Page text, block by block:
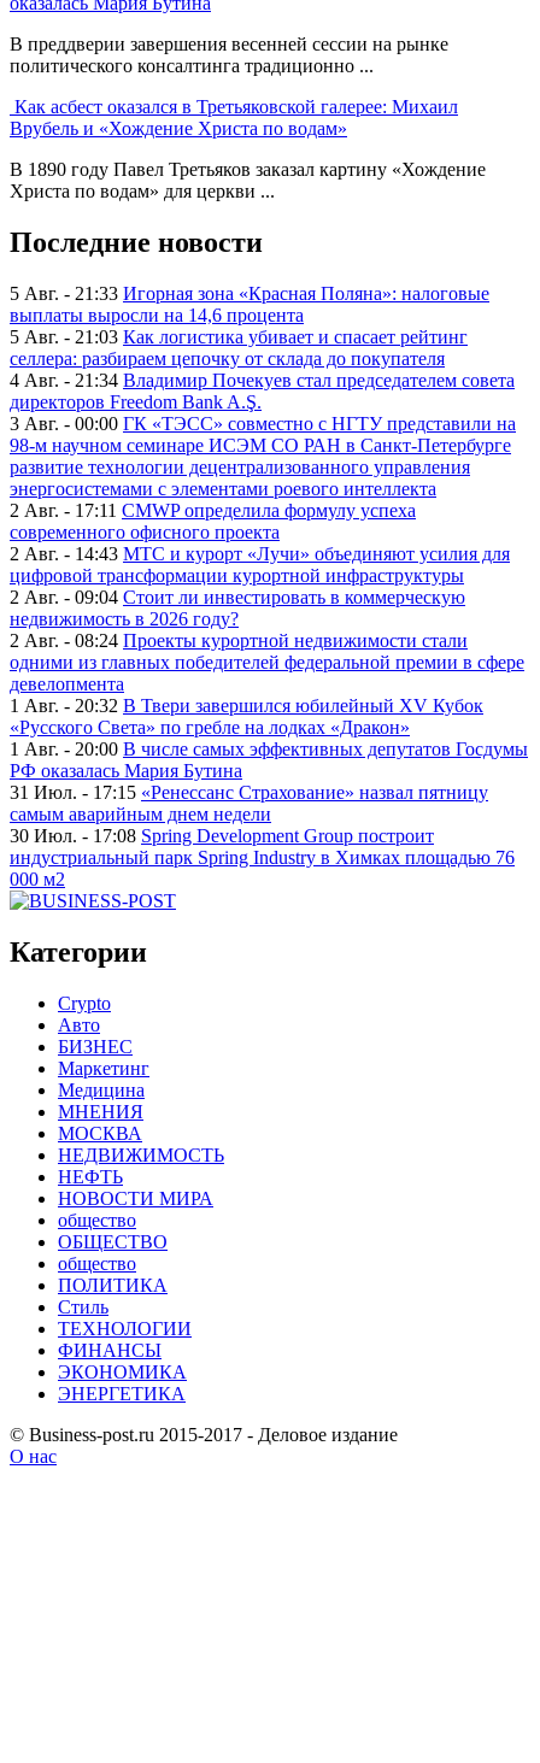
В преддверии завершения весенней сессии на рынке
политического консалтинга традиционно ...
Как асбест оказался в Третьяковской галерее: Михаил
Врубель и «Хождение Христа по водам»
В 1890 году Павел Третьяков заказал картину «Хождение
Христа по водам» для церкви ...
Последние новости
5 Авг. - 21:33 Игорная зона «Красная Поляна»: налоговые
выплаты выросли на 14,6 процента
5 Авг. - 21:03 Как логистика убивает и спасает рейтинг
селлера: разбираем цепочку от склада до покупателя
4 Авг. - 21:34 Владимир Почекуев стал председателем совета
директоров Freedom Bank A.Ş.
3 Авг. - 00:00 ГК «ТЭСС» совместно с НГТУ представили на
98-м научном семинаре ИСЭМ СО РАН в Санкт-Петербурге
развитие технологии децентрализованного управления
энергосистемами с элементами роевого интеллекта
2 Авг. - 17:11 CMWP определила формулу успеха
современного офисного проекта
2 Авг. - 14:43 МТС и курорт «Лучи» объединяют усилия для
цифровой трансформации курортной инфраструктуры
2 Авг. - 09:04 Стоит ли инвестировать в коммерческую
недвижимость в 2026 году?
2 Авг. - 08:24 Проекты курортной недвижимости стали
одними из главных победителей федеральной премии в сфере
девелопмента
1 Авг. - 20:32 В Твери завершился юбилейный XV Кубок
«Русского Света» по гребле на лодках «Дракон»
1 Авг. - 20:00 В числе самых эффективных депутатов Госдумы
РФ оказалась Мария Бутина
31 Июл. - 17:15 «Ренессанс Страхование» назвал пятницу
самым аварийным днем недели
30 Июл. - 17:08 Spring Development Group построит
индустриальный парк Spring Industry в Химках площадью 76
000 м2
Категории
Crypto
Авто
БИЗНЕС
Маркетинг
Медицина
МНЕНИЯ
МОСКВА
НЕДВИЖИМОСТЬ
НЕФТЬ
НОВОСТИ МИРА
общество
ОБЩЕСТВО
общество
ПОЛИТИКА
Стиль
ТЕХНОЛОГИИ
ФИНАНСЫ
ЭКОНОМИКА
ЭНЕРГЕТИКА
© Business-post.ru 2015-2017 - Деловое издание
О нас